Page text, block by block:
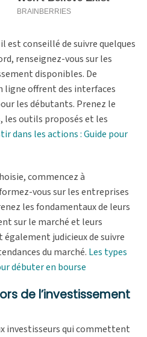
est conseillé de suivre quelques
renseignez-vous sur les
disponibles. De
ligne offrent des interfaces
les débutants. Prenez le
les outils proposés et les
dans les actions : Guide pour
commencez à
vous sur les entreprises
les fondamentaux de leurs
sur le marché et leurs
judicieux de suivre
du marché. Les types
débuter en bourse
de l’investissement
investisseurs qui commettent